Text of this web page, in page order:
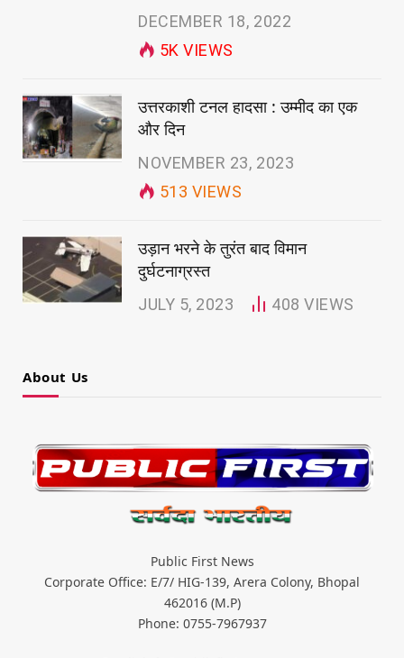
DECEMBER 18, 2022
5KVIEWS
उत्तरकाशी टनल हादसा : उम्मीद का एक
और दिन
NOVEMBER 23, 2023
513 VIEWS
उड़ान भरने के तुरंत बाद विमान
दुर्घटनाग्रस्त
JULY 5, 2023 408VIEWS
About Us
Public First News
Corporate Office: E/7/ HIG-139, Arera Colony, Bhopal
462016 (M.P)
Phone: 0755-7967937